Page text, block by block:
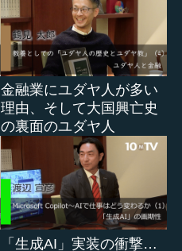
金融業にユダヤ人が多い
理由、そして大国興亡史
の裏面のユダヤ人
「生成AI」実装の衝撃…